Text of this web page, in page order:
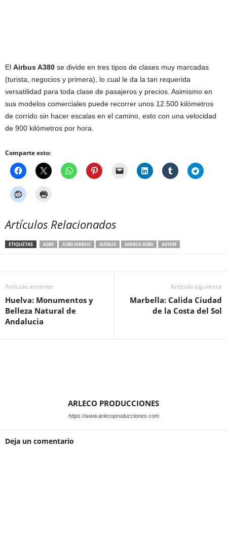
El Airbus A380 se divide en tres tipos de clases muy marcadas
(turista, negocios y primera), lo cual le da la tan requerida
versatilidad para toda clase de pasajeros y precios. Asimismo en
sus modelos comerciales puede recorrer unos 12.500 kilómetros
de corrido sin hacer escalas en el camino, esto con una velocidad
de 900 kilómetros por hora.
Comparte esto:
Artículos Relacionados
ETIQUETAS A380 A380 AIRBUS AIRBUS AIRBUS A380 AVION
Artículo anterior
Huelva: Monumentos y
Belleza Natural de
Andalucia
Artículo siguiente
Marbella: Calida Ciudad
de la Costa del Sol
ARLECO PRODUCCIONES
https://www.arlecoproducciones.com
Deja un comentario